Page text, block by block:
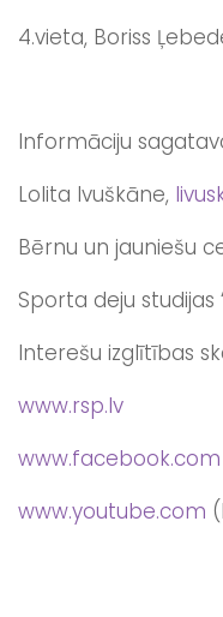
4.vieta, Boriss
Informāciju
Lolita Ivuškāne,
Bērnu un jauniešu
Sporta deju studijas
Interešu izglītības
www.rsp.lv
www.facebook.com
www.youtube.com